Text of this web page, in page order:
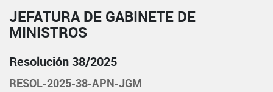
JEFATURA DE GABINETE DE
MINISTROS
Resolución 38/2025
RESOL-2025-38-APN-JGM